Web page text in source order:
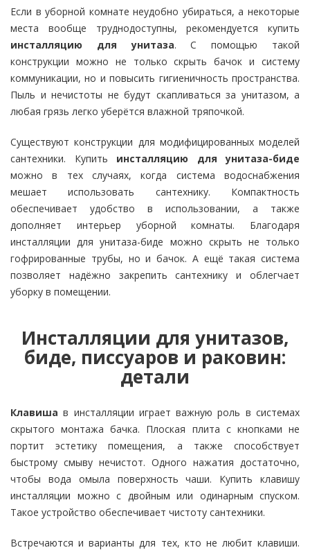
Если в уборной комнате неудобно убираться, а некоторые
места вообще труднодоступны, рекомендуется купить
инсталляцию для унитаза. С помощью такой
конструкции можно не только скрыть бачок и систему
коммуникации, но и повысить гигиеничность пространства.
Пыль и нечистоты не будут скапливаться за унитазом, а
любая грязь легко уберётся влажной тряпочкой.
Существуют конструкции для модифицированных моделей
сантехники. Купить инсталляцию для унитаза-биде
можно в тех случаях, когда система водоснабжения
мешает использовать сантехнику. Компактность
обеспечивает удобство в использовании, а также
дополняет интерьер уборной комнаты. Благодаря
инсталляции для унитаза-биде можно скрыть не только
гофрированные трубы, но и бачок. А ещё такая система
позволяет надёжно закрепить сантехнику и облегчает
уборку в помещении.
Инсталляции для унитазов,
биде, писсуаров и раковин:
детали
Клавиша в инсталляции играет важную роль в системах
скрытого монтажа бачка. Плоская плита с кнопками не
портит эстетику помещения, а также способствует
быстрому смыву нечистот. Одного нажатия достаточно,
чтобы вода омыла поверхность чаши. Купить клавишу
инсталляции можно с двойным или одинарным спуском.
Такое устройство обеспечивает чистоту сантехники.
Встречаются и варианты для тех, кто не любит клавиши.